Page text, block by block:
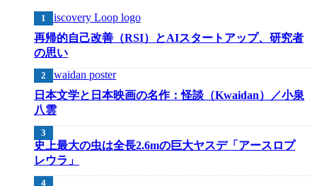
再帰的自己改善（RSI）とAIスタートアップ、研究者
の思い
日本文学と日本映画の名作：怪談（Kwaidan）／小泉
八雲
史上最大の虫は全長2.6mの巨大ヤスデ「アースロプ
レウラ」